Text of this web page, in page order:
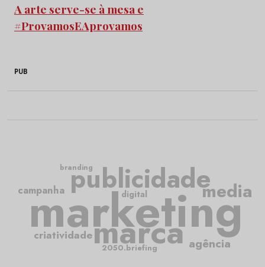
A arte serve-se à mesa e
#ProvamosEAprovamos
PUB
marketing
publicidade
marca
criatividade
campanha media
agência
digital
2050.briefing
branding